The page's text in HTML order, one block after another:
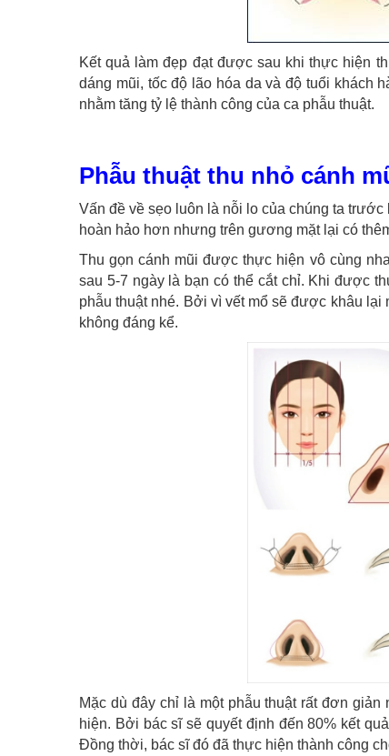
Kết quả làm đẹp đạt được sau khi thực hiện
dáng mũi, tốc độ lão hóa da và độ tuổi khách
nhằm tăng tỷ lệ thành công của ca phẫu thuật.
Phẫu thuật thu nhỏ cánh
Vấn đề về sẹo luôn là nỗi lo của chúng ta
hoàn hảo hơn nhưng trên gương mặt lại có
Thu gọn cánh mũi được thực hiện vô cùng
sau 5-7 ngày là bạn có thể cắt chỉ. Khi được
phẫu thuật nhé. Bởi vì vết mổ sẽ được khâu lại
không đáng kể.
Mặc dù đây chỉ là một phẫu thuật rất đơn
hiện. Bởi bác sĩ sẽ quyết định đến 80% kết
Đồng thời, bác sĩ đó đã thực hiện thành công